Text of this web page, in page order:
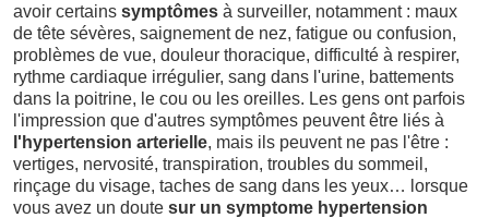
avoir certains symptômes à surveiller, notamment : maux
de tête sévères, saignement de nez, fatigue ou confusion,
problèmes de vue, douleur thoracique, difficulté à respirer,
rythme cardiaque irrégulier, sang dans l'urine, battements
dans la poitrine, le cou ou les oreilles. Les gens ont parfois
l'impression que d'autres symptômes peuvent être liés à
l'hypertension arterielle, mais ils peuvent ne pas l'être :
vertiges, nervosité, transpiration, troubles du sommeil,
rinçage du visage, taches de sang dans les yeux… lorsque
vous avez un doute sur un symptome hypertension